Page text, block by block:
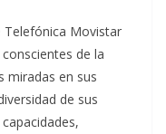
Telefónica Movistar
de la
miradas en sus
de sus